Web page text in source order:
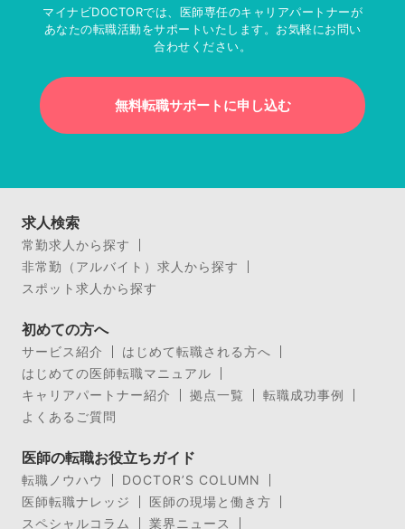
マイナビDOCTORでは、医師専任のキャリアパートナーが
あなたの転職活動をサポートいたします。お気軽にお問い
合わせください。
無料転職サポートに申し込む
求人検索
常勤求人から探す
非常勤（アルバイト）求人から探す
スポット求人から探す
初めての方へ
サービス紹介
はじめて転職される方へ
はじめての医師転職マニュアル
キャリアパートナー紹介
拠点一覧
転職成功事例
よくあるご質問
医師の転職お役立ちガイド
転職ノウハウ
DOCTOR’S COLUMN
医師転職ナレッジ
医師の現場と働き方
スペシャルコラム
業界ニュース